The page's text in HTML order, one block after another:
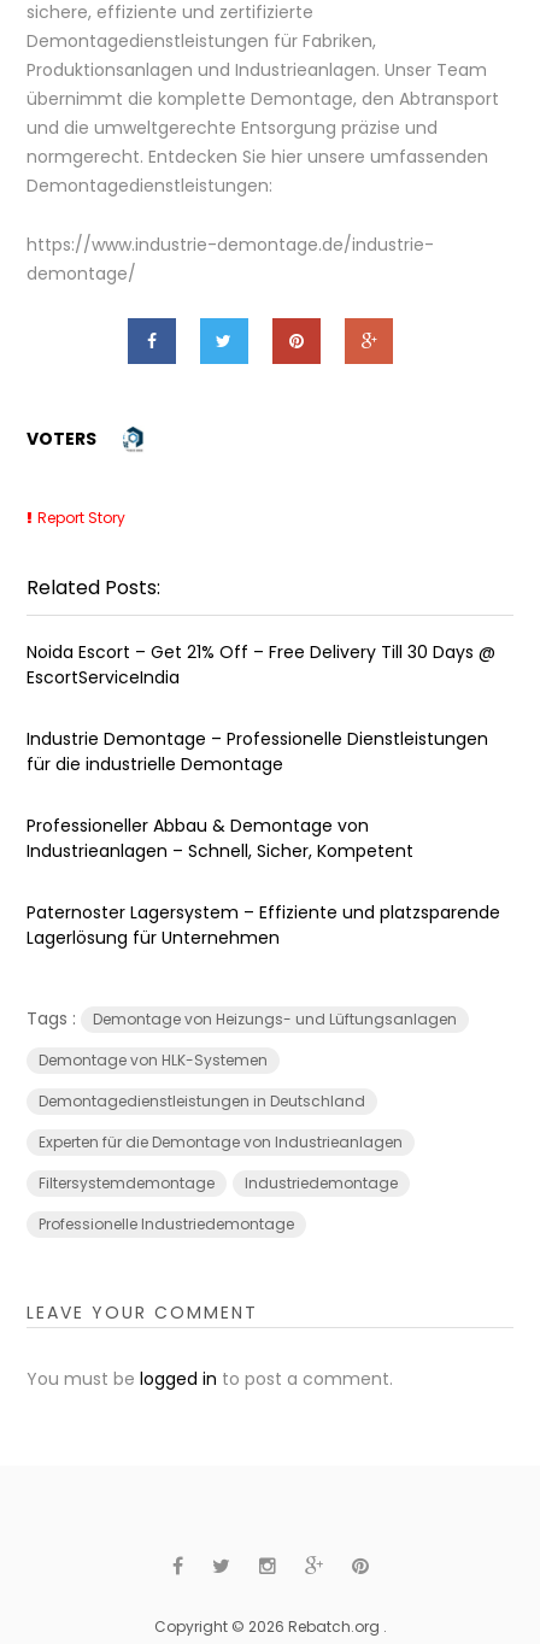
sichere, effiziente und zertifizierte
Demontagedienstleistungen für Fabriken,
Produktionsanlagen und Industrieanlagen. Unser Team
übernimmt die komplette Demontage, den Abtransport
und die umweltgerechte Entsorgung präzise und
normgerecht. Entdecken Sie hier unsere umfassenden
Demontagedienstleistungen:
https://www.industrie-demontage.de/industrie-
demontage/
VOTERS
Report Story
Related Posts:
Noida Escort – Get 21% Off – Free Delivery Till 30 Days @
EscortServiceIndia
Industrie Demontage – Professionelle Dienstleistungen
für die industrielle Demontage
Professioneller Abbau & Demontage von
Industrieanlagen – Schnell, Sicher, Kompetent
Paternoster Lagersystem – Effiziente und platzsparende
Lagerlösung für Unternehmen
Tags :
Demontage von Heizungs- und Lüftungsanlagen
Demontage von HLK-Systemen
Demontagedienstleistungen in Deutschland
Experten für die Demontage von Industrieanlagen
Filtersystemdemontage
Industriedemontage
Professionelle Industriedemontage
LEAVE YOUR COMMENT
You must belogged in to post a comment.
Copyright © 2026 Rebatch.org .